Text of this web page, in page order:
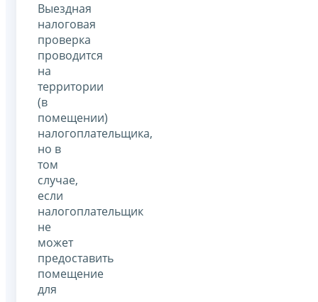
Выездная
налоговая
проверка
проводится
на
территории
(в
помещении)
налогоплательщика,
но в
том
случае,
если
налогоплательщик
не
может
предоставить
помещение
для